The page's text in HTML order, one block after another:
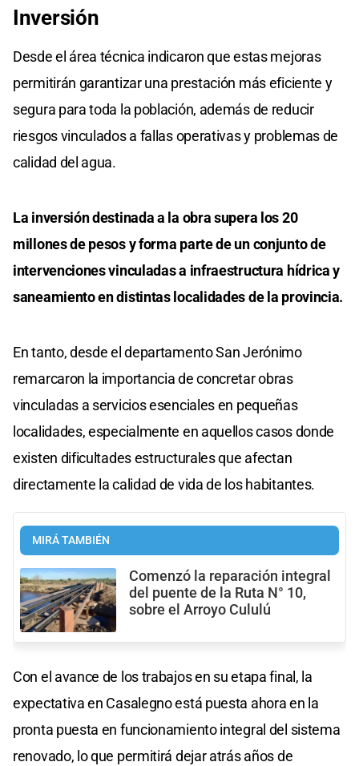
Inversión
Desde el área técnica indicaron que estas mejoras
permitirán garantizar una prestación más eficiente y
segura para toda la población, además de reducir
riesgos vinculados a fallas operativas y problemas de
calidad del agua.
La inversión destinada a la obra supera los 20
millones de pesos y forma parte de un conjunto de
intervenciones vinculadas a infraestructura hídrica y
saneamiento en distintas localidades de la provincia.
En tanto, desde el departamento San Jerónimo
remarcaron la importancia de concretar obras
vinculadas a servicios esenciales en pequeñas
localidades, especialmente en aquellos casos donde
existen dificultades estructurales que afectan
directamente la calidad de vida de los habitantes.
MIRÁ TAMBIÉN
Comenzó la reparación integral
del puente de la Ruta N° 10,
sobre el Arroyo Cululú
Con el avance de los trabajos en su etapa final, la
expectativa en Casalegno está puesta ahora en la
pronta puesta en funcionamiento integral del sistema
renovado, lo que permitirá dejar atrás años de